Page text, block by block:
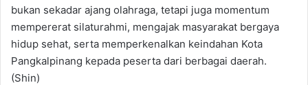
bukan sekadar ajang olahraga, tetapi juga momentum
mempererat silaturahmi, mengajak masyarakat bergaya
hidup sehat, serta memperkenalkan keindahan Kota
Pangkalpinang kepada peserta dari berbagai daerah.
(Shin)